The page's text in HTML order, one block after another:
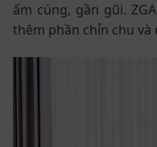
ấm cúng, gần gũi.
thêm phần chỉn chu và